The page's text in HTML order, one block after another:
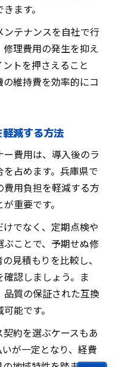
ます。
ンテナンスを自社で行
修理費用の発生を抑え
トを押さえること
維持費を効率的にコ
減する方法
費用は、導入後のラ
占めます。兵庫県で
費用負担を軽減する方
重要です。
けでなく、定期点検や
ぶことで、予期せぬ修
見積もりを比較し、
認しましょう。ま
品質の保証された互換
能です。
約を選ぶケースもあ
が一定となり、経費